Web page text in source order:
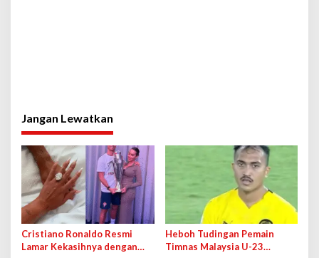
Jangan Lewatkan
Cristiano Ronaldo Resmi
Lamar Kekasihnya dengan
Heboh Tudingan Pemain
Timnas Malaysia U-23